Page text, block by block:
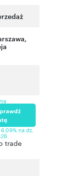
,
6,09% na dz.